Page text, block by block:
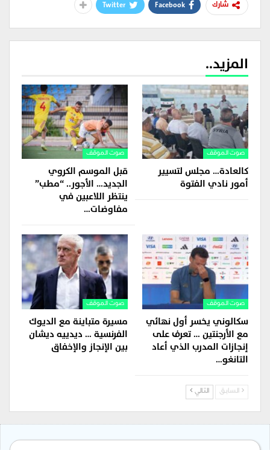
شارك Facebook
Twitter
المزيد..
صوت الموقف
كالعادة… مجلس لتسيير
أمور نادي الفتوة
صوت الموقف
قبل الموسم الكروي
الجديد… الأجور.. “مطب”
ينتظر اللاعبين في
مفاوضات…
صوت الموقف
سكالوني يخسر أول نهائي
مع الأرجنتين … تعرف على
إنجازات المدرب الذي أعاد
التانغو…
صوت الموقف
مسيرة متباينة مع الديوك
الفرنسية … ديدييه ديشان
بين الإنجاز والإخفاق
السابق التالي